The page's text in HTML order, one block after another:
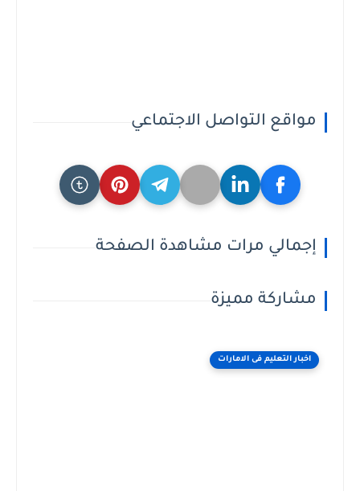
مواقع التواصل الاجتماعي
إجمالي مرات مشاهدة الصفحة
مشاركة مميزة
اخبار التعليم فى الامارات